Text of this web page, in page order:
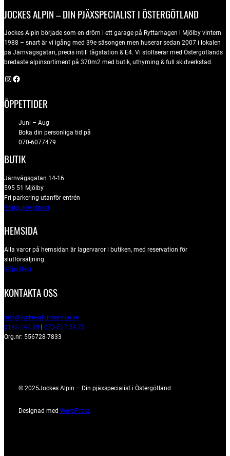
JOCKES ALPIN – DIN PJÄXSPECIALIST I ÖSTERGÖTLAND
Jockes Alpin började som en dröm i ett garage på Ryttarhagen i Mjölby vintern
1988 – snart är vi igång med 39e säsongen men huserar sedan 2007 i lokalen
på Järnvägsgatan, precis intill tågstation & E4. Vi stoltserar med Östergötlands
bredaste alpinsortiment på 370m2 med butik, uthyrning & full skidverkstad.
Instagram Facebook
ÖPPETTIDER
Juni – Aug
Boka din personliga tid på
070-6077479
BUTIK
Järnvägsgatan 14-16
595 51 Mjölby
Fri parkering utanför entrén
Köpguide pjäxor
HEMSIDA
Alla varor på hemsidan är lagervaror i butiken, med reservation för
slutförsäljning.
Köpvillkor
KONTAKTA OSS
info@jockesalpinservice.se
0142-142 89 | 073-517 34 75
Org.nr: 556728-7833
© 2025Jockes Alpin – Din pjäxspecialist i Östergötland
Designad med WordPress